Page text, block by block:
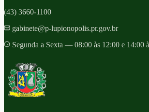
(43) 3660-1100
gabinete@p-lupionopolis.pr.gov.br
Segunda a Sexta — 08:00 às 12:00 e 14:00